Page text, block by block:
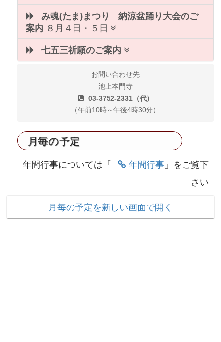
み魂(たま)まつり 納涼盆踊り大会のご
案内 ８月４日・５日
七五三祈願のご案内
お問い合わせ先
池上本門寺
03-3752-2331（代）
（午前10時～午後4時30分）
月毎の予定
年間行事については「 年間行事 」をご覧下
さい
月毎の予定を新しい画面で開く